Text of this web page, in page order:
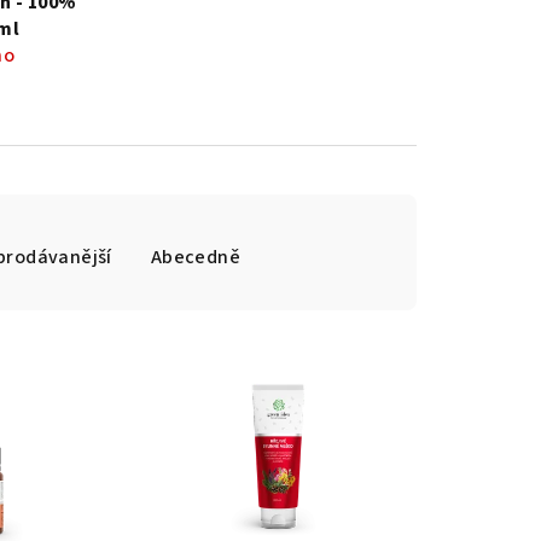
Abecedně